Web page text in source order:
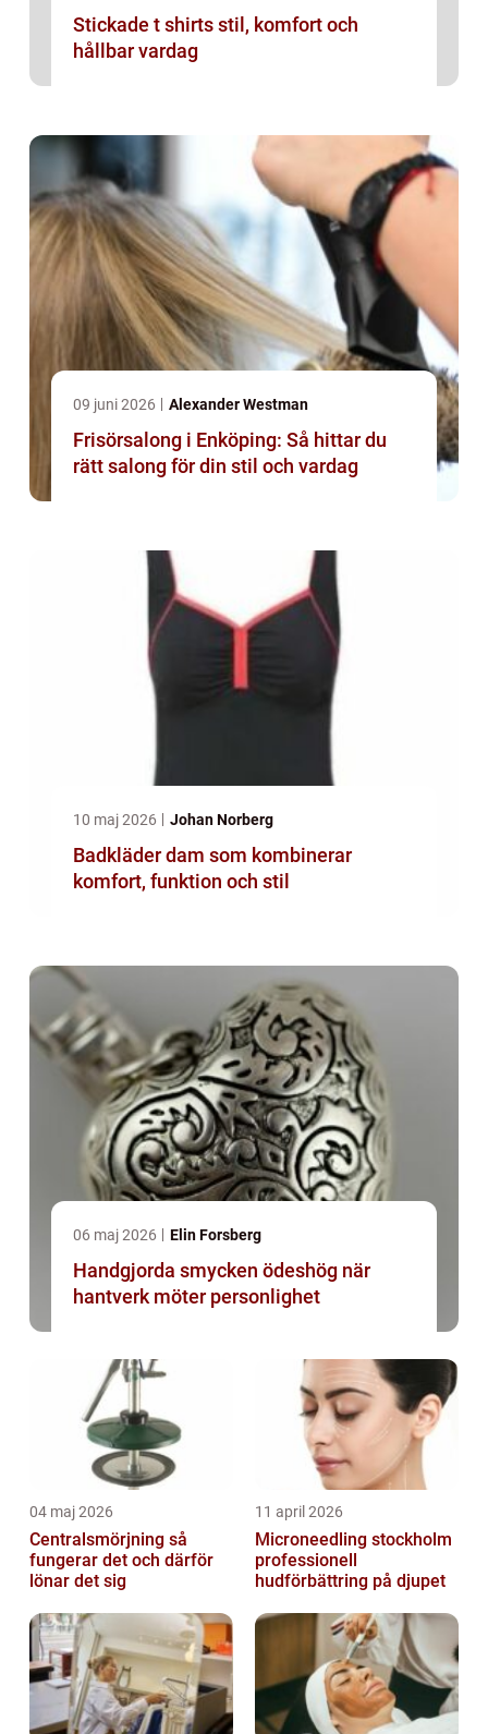
Stickade t shirts stil, komfort och
hållbar vardag
09 juni 2026 Alexander Westman
Frisörsalong i Enköping: Så hittar du
rätt salong för din stil och vardag
10 maj 2026 Johan Norberg
Badkläder dam som kombinerar
komfort, funktion och stil
06 maj 2026 Elin Forsberg
Handgjorda smycken ödeshög när
hantverk möter personlighet
04 maj 2026
Centralsmörjning så
fungerar det och därför
lönar det sig
11 april 2026
Microneedling stockholm
professionell
hudförbättring på djupet